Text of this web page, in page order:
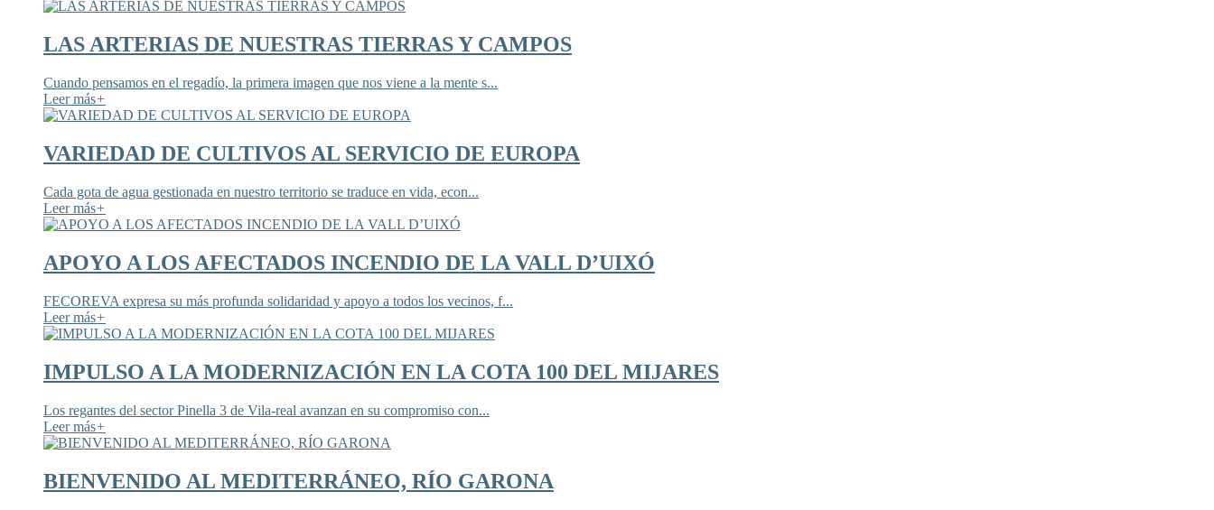
LAS ARTERIAS DE NUESTRAS TIERRAS Y CAMPOS
Cuando pensamos en el regadío, la primera imagen que nos viene a la mente s...
Leer más+
VARIEDAD DE CULTIVOS AL SERVICIO DE EUROPA
Cada gota de agua gestionada en nuestro territorio se traduce en vida, econ...
Leer más+
APOYO A LOS AFECTADOS INCENDIO DE LA VALL D’UIXÓ
FECOREVA expresa su más profunda solidaridad y apoyo a todos los vecinos, f...
Leer más+
IMPULSO A LA MODERNIZACIÓN EN LA COTA 100 DEL MIJARES
Los regantes del sector Pinella 3 de Vila-real avanzan en su compromiso con...
Leer más+
BIENVENIDO AL MEDITERRÁNEO, RÍO GARONA